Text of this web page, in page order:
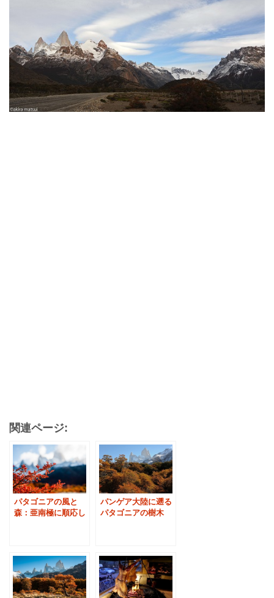
関連ページ:
パタゴニアの風と
森：亜南極に順応し
パンゲア大陸に遡る
パタゴニアの樹木